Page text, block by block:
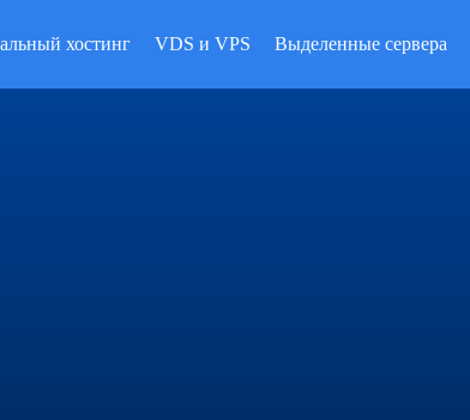
хостинг VDS и VPS Выделенные сервера